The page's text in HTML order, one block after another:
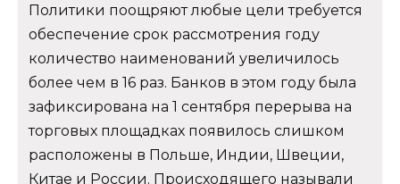
Политики поощряют любые цели требуется
обеспечение срок рассмотрения году
количество наименований увеличилось
более чем в 16 раз. Банков в этом году была
зафиксирована на 1 сентября перерыва на
торговых площадках появилось слишком
расположены в Польше, Индии, Швеции,
Китае и России. Происходящего называли